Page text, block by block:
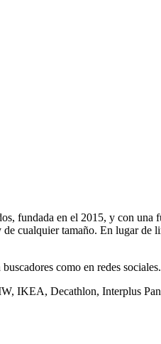
fundada en el 2015, y con una
cualquier tamaño. En lugar de
como en redes sociales.
IKEA, Decathlon, Interplus